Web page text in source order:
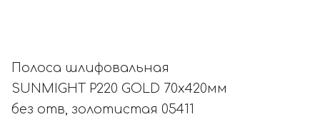
Полоса шлифовальная
SUNMIGHT P220 GOLD 70х420мм
без отв, золотистая 05411